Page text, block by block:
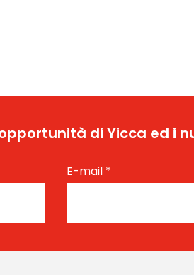
di Yicca ed i
E-mail *